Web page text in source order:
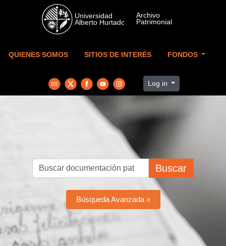
Skip to main content
QUIENES SOMOS SITIOS DE INTERÉS FONDOS
Log in
Buscar
Búsqueda Avanzada »